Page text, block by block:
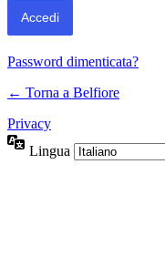
Password dimenticata?
← Torna a Belfiore
Privacy
Lingua